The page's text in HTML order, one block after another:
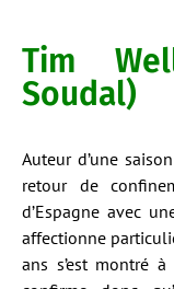
Tim
Soudal)
Auteur d’une
retour de
d’Espagne avec
affectionne
ans s’est montré